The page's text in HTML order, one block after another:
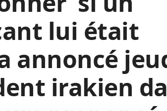
lui était
annoncé
irakien